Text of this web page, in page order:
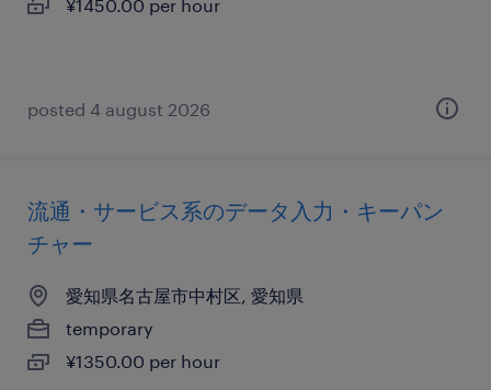
¥1450.00 per hour
posted 4 august 2026
流通・サービス系のデータ入力・キーパン
チャー
愛知県名古屋市中村区, 愛知県
temporary
¥1350.00 per hour